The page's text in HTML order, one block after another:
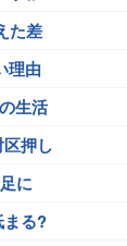
た差
理由
生活
押し
に
まる?